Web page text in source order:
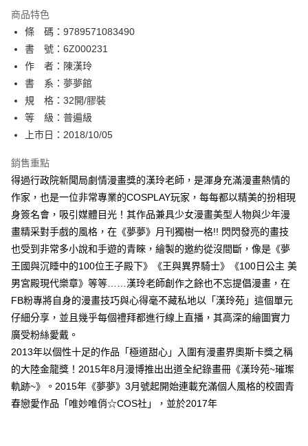
相關說明
【關於「AFTEE先享後付」】
AFTEE先享後付是「在收到商品之後才付款」的支付方式。 讓您購物簡單
便利好安心！
１．簡單：不需註冊會員、不需綁卡、不需儲值。
２．便利：只要手機號碼，簡訊認證，即可結帳。
３．安心：先確認商品／服務後，再付款。
【「AFTEE先享後付」結帳流程】
１．於結帳方式選擇「AFTEE先享後付」後，將跳轉至「AFTEE先享後付」
２．訂單成立數日內，您將收到繳費通知簡訊。
ATM／網路銀行／等多元方式進行付款，方視為交易完成。
※ 請注意：結帳手續完成當下不需立刻繳費，但若您需要取消訂單，請聯絡
購買商品的店家。未經商家同意取消之訂單仍視為有效，需透過AFTEE先享
後付繳納相關費用。
※ 交易是否成功請以「AFTEE先享後付 」之結帳頁面顯示為準，若有關於
是否繳費成功／繳費後需取消欲退款等相關疑問，請聯繫「AFTEE先享後付
【注意事項】
１．透過由恩沛科技股份有限公司提供之「AFTEE先享後付」服務完成之交
易，需依本服務之必要範圍內提供個人資料，並將交易相關給付款項請求債
權轉讓予恩沛科技股份有限公司。
２．關於個人資料處理事宜，請瀏覽以下網址：
３．未成年的使用者請事先徵得法定代理人或監護人之同意方可使用
「AFTEE先享後付」，若未經同意申辦者引起之損失，本公司不負相關責
任。
４．使用「AFTEE先享後付」時，將依據個別帳號之用戶狀況，依本公司即
時審查核予不同之上限額度；若仍有額度不足之情形，本公司將視審查結果
ATM付款
運送方式
全家取貨付款
每筆NT$80，滿NT$500(含以上)免運費
每筆NT$80，滿NT$500(含以上)免運費
每筆NT$80，滿NT$500(含以上)免運費
付款後萊爾富取貨
每筆NT$80，滿NT$500(含以上)免運費
7-11取貨付款
每筆NT$80，滿NT$500(含以上)免運費
付款後7-11取貨
每筆NT$80，滿NT$500(含以上)免運費
宅配
每筆NT$100，滿NT$800(含以上)免運費
國家/地區配送
商品特色
條 碼：9789571083490
書 號：6Z000231
作 者：陳漢玲
書 系：夢夢館
規 格：32開/膠裝
等 級：普遍級
上市日：2018/10/05
銷售重點
得過行政院新聞局劇情漫畫獎的漢玲老師，是渾身充滿漫畫熱情的
作家，也是一位非常專業的COSPLAY玩家，每每都以精美的扮相現
身簽名會，吸引媒體目光！其作品兼具少女漫畫美型人物與少年漫
畫精采對手戲的風格，在《夢夢》月刊獨樹一格!! 閃閃發亮的畫技
也受到非常多小說和手遊的青睞，繪製的邀約從沒間斷，像是《夢
王國與沉睡中的100位王子殿下》《王與異界騎士》《100日公主 美
男宮殿現代樂章》等等……漢玲老師創作之餘也不忘提倡漫畫，在
FB粉專將自身的漫畫技巧與心得毫不藏私地以「漢玲苑」這個單元
仔細分享，並且幾乎每個禮拜都進行線上直播，其高深的繪圖實力
廣受粉絲愛戴。
2013年以個性十足的作品「極道甜心」入圍有漫畫界奧斯卡獎之稱
的大陸金龍獎！2015年8月漫博推出出道全紀錄畫冊《漢玲苑~璀璨
軌跡~》。2015年《夢夢》3月號起開始連載充滿個人風格的校園青
春戀愛作品「唯妙唯俏☆COS社」，並於2017年